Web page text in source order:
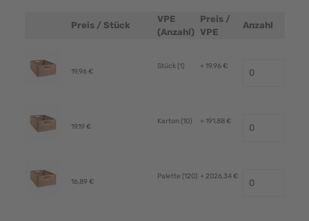
Produktbild
Preis / Stück
VPE
(Anzahl)
Preis /
VPE
Anzahl
19,96 €
Stück (1) + 19,96 €
19,19 €
Karton (10) + 191,88 €
16,89 €
Palette (120) + 2026,34 €